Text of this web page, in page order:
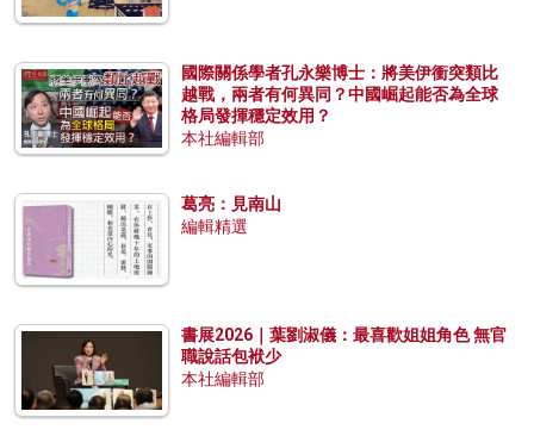
國際關係學者孔永樂博士：將美伊衝突類比
越戰，兩者有何異同？中國崛起能否為全球
格局發揮穩定效用？
本社編輯部
葛亮：見南山
編輯精選
書展2026｜葉劉淑儀：最喜歡姐姐角色 無官
職說話包袱少
本社編輯部